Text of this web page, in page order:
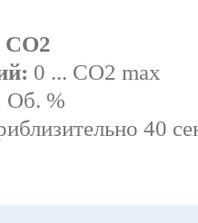
0 ... CO2 max
Об. %
40